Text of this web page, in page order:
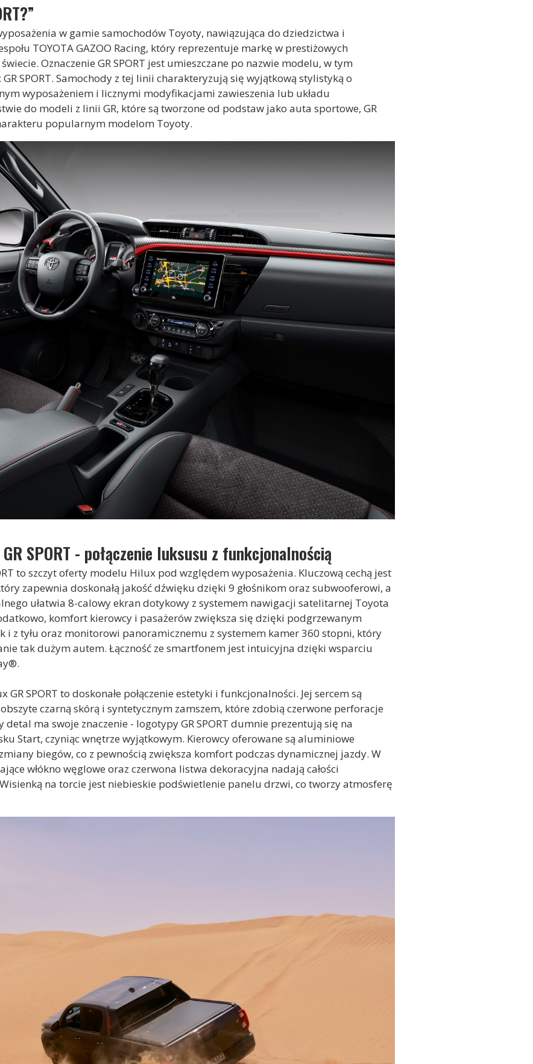
w gamie samochodów Toyoty, nawiązująca do dziedzictwa i
TOYOTA GAZOO Racing, który reprezentuje markę w prestiżowych
Oznaczenie GR SPORT jest umieszczane po nazwie modelu, w tym
SPORT. Samochody z tej linii charakteryzują się wyjątkową stylistyką o
wyposażeniem i licznymi modyfikacjami zawieszenia lub układu
do modeli z linii GR, które są tworzone od podstaw jako auta sportowe, GR
popularnym modelom Toyoty.
SPORT - połączenie luksusu z funkcjonalnością
to szczyt oferty modelu Hilux pod względem wyposażenia. Kluczową cechą jest
zapewnia doskonałą jakość dźwięku dzięki 9 głośnikom oraz subwooferowi, a
ułatwia 8-calowy ekran dotykowy z systemem nawigacji satelitarnej Toyota
komfort kierowcy i pasażerów zwiększa się dzięki podgrzewanym
i z tyłu oraz monitorowi panoramicznemu z systemem kamer 360 stopni, który
tak dużym autem. Łączność ze smartfonem jest intuicyjna dzięki wsparciu
SPORT to doskonałe połączenie estetyki i funkcjonalności. Jej sercem są
czarną skórą i syntetycznym zamszem, które zdobią czerwone perforacje
detal ma swoje znaczenie - logotypy GR SPORT dumnie prezentują się na
Start, czyniąc wnętrze wyjątkowym. Kierowcy oferowane są aluminiowe
biegów, co z pewnością zwiększa komfort podczas dynamicznej jazdy. W
włókno węglowe oraz czerwona listwa dekoracyjna nadają całości
na torcie jest niebieskie podświetlenie panelu drzwi, co tworzy atmosferę